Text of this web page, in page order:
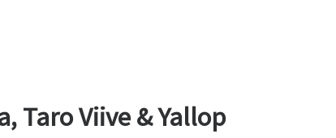
Taro Viive & Yallop